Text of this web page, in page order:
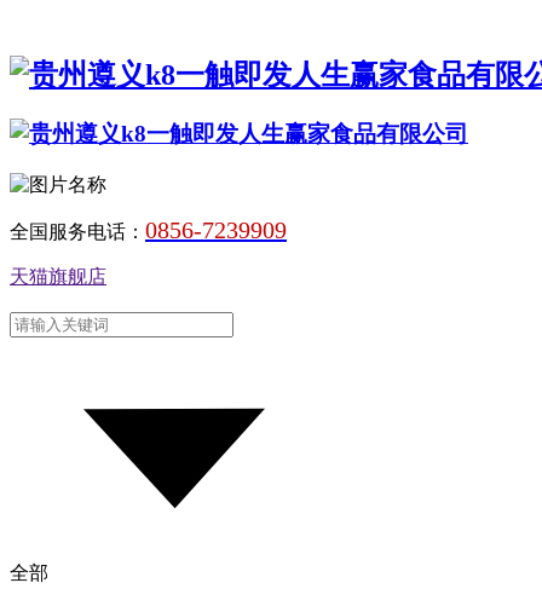
全国服务电话： 0856-7239909
天猫旗舰店
全部